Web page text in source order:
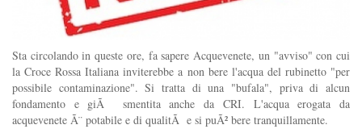
Sta circolando in queste ore, fa sapere Acquevenete, un "avviso" con cui
la Croce Rossa Italiana inviterebbe a non bere l'acqua del rubinetto "per
possibile contaminazione". Si tratta di una "bufala", priva di alcun
fondamento e giÃ smentita anche da CRI. L'acqua erogata da
acquevenete Ã¨ potabile e di qualitÃ e si puÃ² bere tranquillamente.